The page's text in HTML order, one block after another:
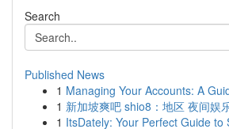
Search
Published News
1 Managing Your Accounts: A
1 新加坡爽吧 shio8：地区 夜间娱
1 ItsDately: Your Perfect Guide to